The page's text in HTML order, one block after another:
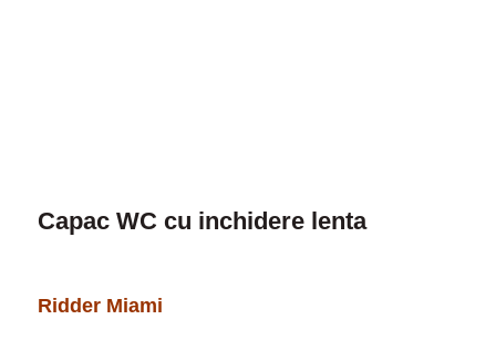
Capac WC cu inchidere lenta
Ridder Miami